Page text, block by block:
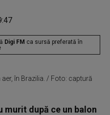
Digi FM ca sursă preferată în
în Brazilia. / Foto: captură
murit după ce un balon